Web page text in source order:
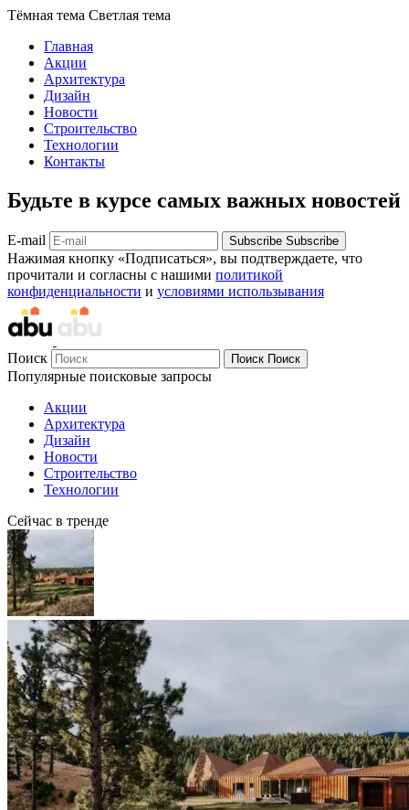
Тёмная тема Светлая тема
Главная
Акции
Архитектура
Дизайн
Новости
Строительство
Технологии
Контакты
Будьте в курсе самых важных новостей
E-mail Subscribe Subscribe
Нажимая кнопку «Подписаться», вы подтверждаете, что
прочитали и согласны с нашими политикой
конфиденциальности и условиями использывания
Поиск Поиск Поиск
Популярные поисковые запросы
Акции
Архитектура
Дизайн
Новости
Строительство
Технологии
Сейчас в тренде